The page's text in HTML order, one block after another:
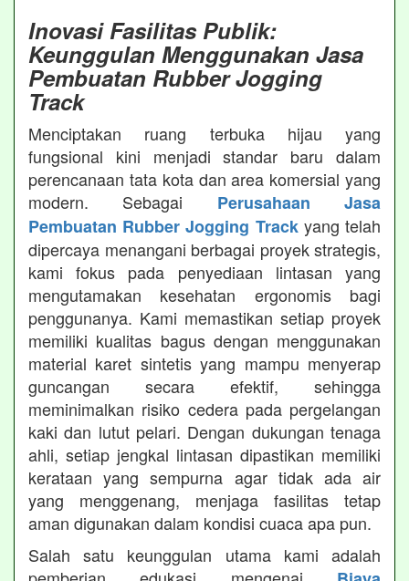
Inovasi Fasilitas Publik:
Keunggulan Menggunakan Jasa
Pembuatan Rubber Jogging
Track
Menciptakan ruang terbuka hijau yang
fungsional kini menjadi standar baru dalam
perencanaan tata kota dan area komersial yang
modern. Sebagai Perusahaan Jasa
Pembuatan Rubber Jogging Trackyang telah
dipercaya menangani berbagai proyek strategis,
kami fokus pada penyediaan lintasan yang
mengutamakan kesehatan ergonomis bagi
penggunanya. Kami memastikan setiap proyek
memiliki kualitas bagus dengan menggunakan
material karet sintetis yang mampu menyerap
guncangan secara efektif, sehingga
meminimalkan risiko cedera pada pergelangan
kaki dan lutut pelari. Dengan dukungan tenaga
ahli, setiap jengkal lintasan dipastikan memiliki
kerataan yang sempurna agar tidak ada air
yang menggenang, menjaga fasilitas tetap
aman digunakan dalam kondisi cuaca apa pun.
Salah satu keunggulan utama kami adalah